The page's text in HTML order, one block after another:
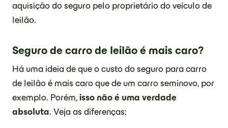
aquisição do seguro pelo proprietário do veículo de
leilão.
Seguro de carro de leilão é mais caro?
Há uma ideia de que o custo do seguro para carro
de leilão é mais caro que de um carro seminovo, por
exemplo. Porém, isso não é uma verdade
absoluta. Veja as diferenças: